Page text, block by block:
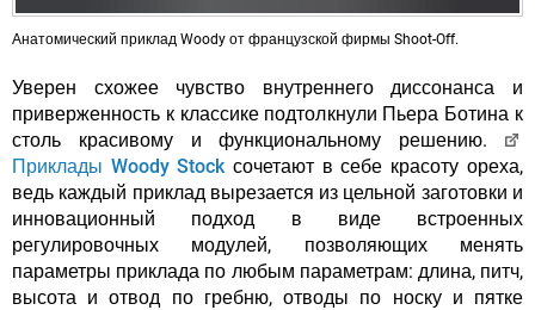
Анатомический приклад Woody от французской фирмы Shoot-Off.
Уверен схожее чувство внутреннего диссонанса и
приверженность к классике подтолкнули Пьера Ботина к
столь красивому и функциональному решению.
Приклады Woody Stockсочетают в себе красоту ореха,
ведь каждый приклад вырезается из цельной заготовки и
инновационный подход в виде встроенных
регулировочных модулей, позволяющих менять
параметры приклада по любым параметрам: длина, питч,
высота и отвод по гребню, отводы по носку и пятке